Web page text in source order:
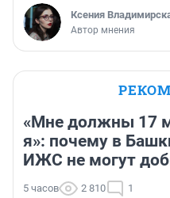
Ксения
Автор мнения
«Мне должны 17
я»: почему в
ИЖС не могут
5 часов 2 810 1